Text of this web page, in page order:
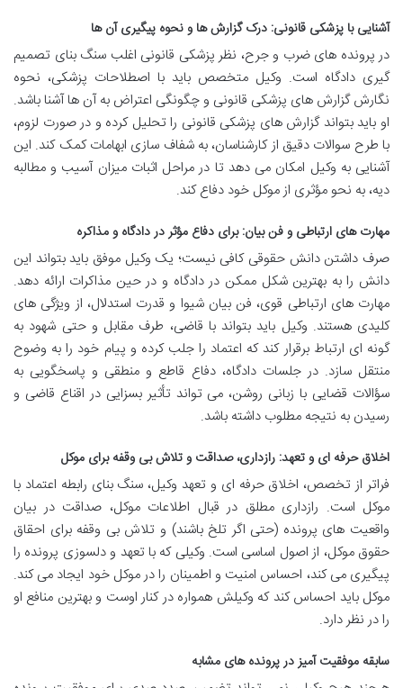
آشنایی با پزشکی قانونی: درک گزارش ها و نحوه پیگیری آن ها
در پرونده های ضرب و جرح، نظر پزشکی قانونی اغلب سنگ بنای تصمیم
گیری دادگاه است. وکیل متخصص باید با اصطلاحات پزشکی، نحوه
نگارش گزارش های پزشکی قانونی و چگونگی اعتراض به آن ها آشنا باشد.
او باید بتواند گزارش های پزشکی قانونی را تحلیل کرده و در صورت لزوم،
با طرح سوالات دقیق از کارشناسان، به شفاف سازی ابهامات کمک کند. این
آشنایی به وکیل امکان می دهد تا در مراحل اثبات میزان آسیب و مطالبه
دیه، به نحو مؤثری از موکل خود دفاع کند.
مهارت های ارتباطی و فن بیان: برای دفاع مؤثر در دادگاه و مذاکره
صرف داشتن دانش حقوقی کافی نیست؛ یک وکیل موفق باید بتواند این
دانش را به بهترین شکل ممکن در دادگاه و در حین مذاکرات ارائه دهد.
مهارت های ارتباطی قوی، فن بیان شیوا و قدرت استدلال، از ویژگی های
کلیدی هستند. وکیل باید بتواند با قاضی، طرف مقابل و حتی شهود به
گونه ای ارتباط برقرار کند که اعتماد را جلب کرده و پیام خود را به وضوح
منتقل سازد. در جلسات دادگاه، دفاع قاطع و منطقی و پاسخگویی به
سؤالات قضایی با زبانی روشن، می تواند تأثیر بسزایی در اقناع قاضی و
رسیدن به نتیجه مطلوب داشته باشد.
اخلاق حرفه ای و تعهد: رازداری، صداقت و تلاش بی وقفه برای موکل
فراتر از تخصص، اخلاق حرفه ای و تعهد وکیل، سنگ بنای رابطه اعتماد با
موکل است. رازداری مطلق در قبال اطلاعات موکل، صداقت در بیان
واقعیت های پرونده (حتی اگر تلخ باشند) و تلاش بی وقفه برای احقاق
حقوق موکل، از اصول اساسی است. وکیلی که با تعهد و دلسوزی پرونده را
پیگیری می کند، احساس امنیت و اطمینان را در موکل خود ایجاد می کند.
موکل باید احساس کند که وکیلش همواره در کنار اوست و بهترین منافع او
را در نظر دارد.
سابقه موفقیت آمیز در پرونده های مشابه